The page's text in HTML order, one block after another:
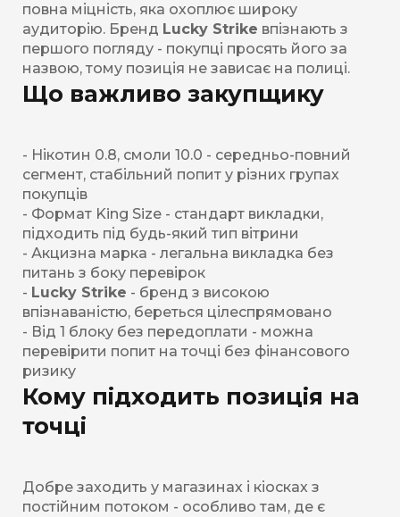
повна міцність, яка охоплює широку
аудиторію. Бренд Lucky Strike впізнають з
першого погляду - покупці просять його за
назвою, тому позиція не зависає на полиці.
Що важливо закупщику
- Нікотин 0.8, смоли 10.0 - середньо-повний
сегмент, стабільний попит у різних групах
покупців
- Формат King Size - стандарт викладки,
підходить під будь-який тип вітрини
- Акцизна марка - легальна викладка без
питань з боку перевірок
- Lucky Strike - бренд з високою
впізнаваністю, береться цілеспрямовано
- Від 1 блоку без передоплати - можна
перевірити попит на точці без фінансового
ризику
Кому підходить позиція на
точці
Добре заходить у магазинах і кіосках з
постійним потоком - особливо там, де є